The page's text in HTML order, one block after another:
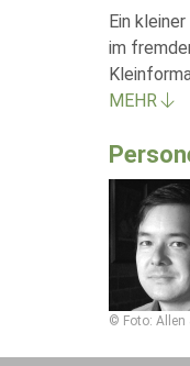
Ein
im
MEHR
© Foto: Allen